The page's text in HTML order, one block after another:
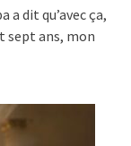
a dit qu’avec ça,
sept ans, mon